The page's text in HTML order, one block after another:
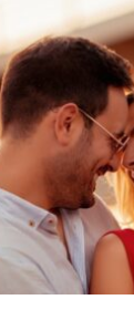
IL
SIGNIFICATO
DI
NASCITA,